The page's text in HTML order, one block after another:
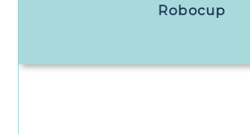
Robocup